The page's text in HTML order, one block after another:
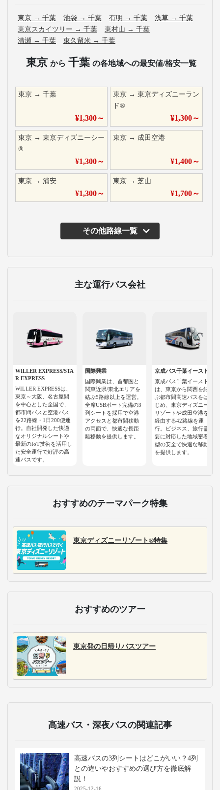
東京 → 千葉 池袋 → 千葉 有明 → 千葉 浅草 → 千葉
東京スカイツリー → 千葉 東村山 → 千葉
清瀬 → 千葉 東久留米 → 千葉
東京 から 千葉 の各地域への最安値/格安一覧
東京 → 千葉
¥1,300～
東京 →東京ディズニーラン
ド®
¥1,300～
東京 → 東京ディズニーシー
®
¥1,300～
東京 → 成田空港
¥1,400～
東京 → 浦安
¥1,300～
東京 →芝山
¥1,700～
その他路線一覧
主な運行バス会社
WILLER EXPRESS/STA
R EXPRESS
WILLER EXPRESSは、
東京～大阪、名古屋間
を中心とした全国で、
都市間バスと空港バス
を22路線・1日200便運
行。自社開発した快適
なオリジナルシートや
最新のIoT技術を活用し
た安全運行で好評の高
速バスです。
国際興業
国際興業は、首都圏と
関東近県/東北エリアを
結ぶ5路線以上を運営。
全席USBポート完備の3
列シートを採用で空港
アクセスと都市間移動
の両面で、快適な長距
離移動を提供します。
京成バス千葉イースト
京成バス千葉イースト
は、東京から関西を結
ぶ都市間高速バスをは
じめ、東京ディズニー
リゾートや成田空港を
経由する42路線を運
行。ビジネス、旅行需
要に対応した地域密着
型の安全で快適な移動
を提供します。
おすすめのテーマパーク特集
東京ディズニーリゾート®特集
おすすめのツアー
東京発の日帰りバスツアー
高速バス・深夜バスの関連記事
高速バスの3列シートはどこがいい？4列
との違いやおすすめの選び方を徹底解
説！
2025-12-16